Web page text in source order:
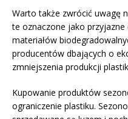
Warto także zwrócić uwagę
te oznaczone jako
materiałów
producentów dbających o
zmniejszenia produkcji
Kupowanie produktów
ograniczenie plastiku.